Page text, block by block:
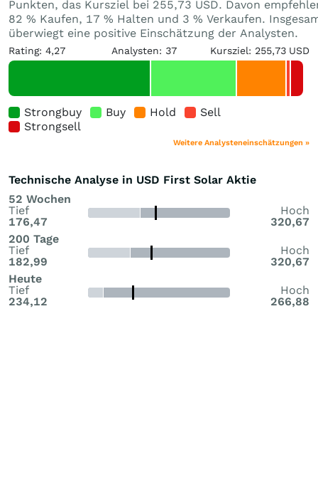
Punkten, das Kursziel bei 255,73 USD. Davon
82 % Kaufen, 17 % Halten und 3 % Verkaufen.
überwiegt eine positive Einschätzung der Analysten.
Rating: 4,27 Analysten: 37 Kursziel: 255,73 USD
Strongbuy Buy Hold
Sell
Strongsell
Weitere Analysteneinschätzungen »
Technische Analyse in USD First Solar Aktie
52 Wochen
Tief
176,47
Hoch
320,67
200 Tage
Tief
182,99
Hoch
320,67
Heute
Tief
234,12
Hoch
266,88